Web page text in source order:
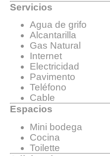
Servicios
Agua de grifo
Alcantarilla
Gas Natural
Internet
Electricidad
Pavimento
Teléfono
Cable
Espacios
Mini bodega
Cocina
Toilette